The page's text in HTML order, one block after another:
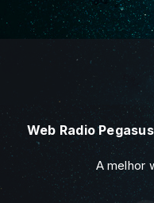
Web Radio
A melhor